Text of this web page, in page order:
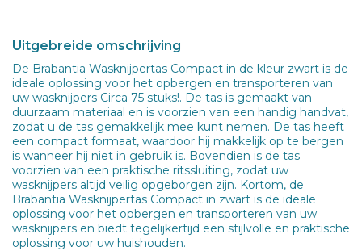
Uitgebreide omschrijving
De Brabantia Wasknijpertas Compact in de kleur zwart is de
ideale oplossing voor het opbergen en transporteren van
uw wasknijpers Circa 75 stuks!. De tas is gemaakt van
duurzaam materiaal en is voorzien van een handig handvat,
zodat u de tas gemakkelijk mee kunt nemen. De tas heeft
een compact formaat, waardoor hij makkelijk op te bergen
is wanneer hij niet in gebruik is. Bovendien is de tas
voorzien van een praktische ritssluiting, zodat uw
wasknijpers altijd veilig opgeborgen zijn. Kortom, de
Brabantia Wasknijpertas Compact in zwart is de ideale
oplossing voor het opbergen en transporteren van uw
wasknijpers en biedt tegelijkertijd een stijlvolle en praktische
oplossing voor uw huishouden.